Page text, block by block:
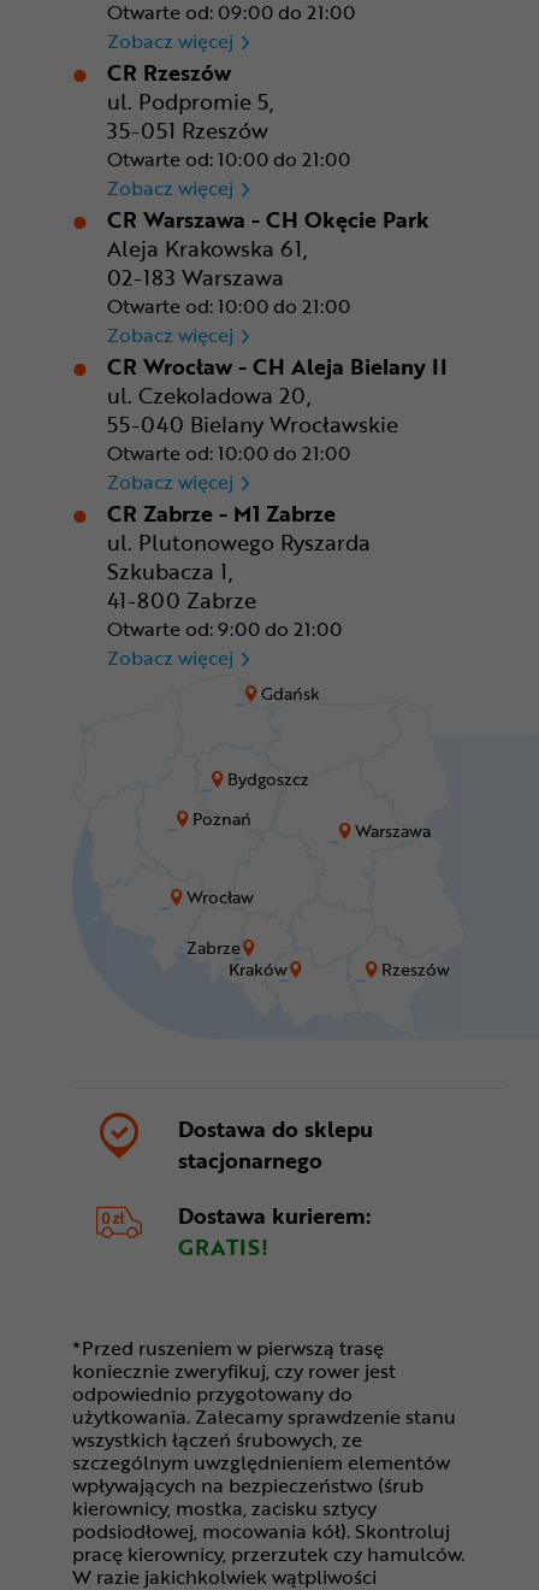
Bydgoszcz
Gdańsk
Kraków
Poznań
Rzeszów
Warszawa
Wrocław
Zabrze
Otwarte od: 09:00 do 21:00
Zobacz więcej CR Poznań - M1 Poznań
CR Rzeszów
ul. Podpromie 5,
35-051 Rzeszów
Otwarte od: 10:00 do 21:00
Zobacz więcej CR Rzeszów
CR Warszawa - CH Okęcie Park
Aleja Krakowska 61,
02-183 Warszawa
Otwarte od: 10:00 do 21:00
Zobacz więcej CR Warszawa - CH Okęcie
CR Wrocław - CH Aleja Bielany II
ul. Czekoladowa 20,
55-040 Bielany Wrocławskie
Otwarte od: 10:00 do 21:00
Zobacz więcej CR Wrocław - CH Aleja
CR Zabrze - M1 Zabrze
ul. Plutonowego Ryszarda
Szkubacza 1,
41-800 Zabrze
Otwarte od: 9:00 do 21:00
Zobacz więcej CR Zabrze - M1 Zabrze
Dostawa do sklepu
stacjonarnego
Dostawa kurierem:
GRATIS!
*Przed ruszeniem w pierwszą trasę
koniecznie zweryfikuj, czy rower jest
odpowiednio przygotowany do
użytkowania. Zalecamy sprawdzenie stanu
wszystkich łączeń śrubowych, ze
szczególnym uwzględnieniem elementów
wpływających na bezpieczeństwo (śrub
kierownicy, mostka, zacisku sztycy
podsiodłowej, mocowania kół). Skontroluj
pracę kierownicy, przerzutek czy hamulców.
W razie jakichkolwiek wątpliwości